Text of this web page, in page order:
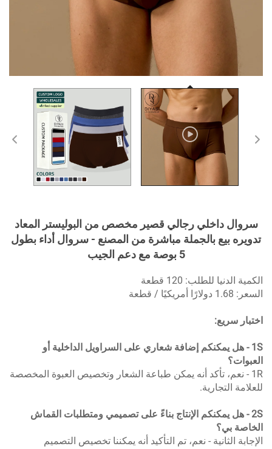
سروال داخلي رجالي قصير مخصص من البوليستر المعاد
تدويره بيع بالجملة مباشرة من المصنع - سروال أداء بطول
5 بوصة مع دعم الجيب
الكمية الدنيا للطلب: 120 قطعة
السعر: 1.68 دولارًا أمريكيًا / قطعة
اختبار سريع:
1S - هل يمكنكم إضافة شعاري على السراويل الداخلية أو
العبوات؟
1R - نعم، تأكد أنه يمكن طباعة الشعار وتخصيص العبوة المخصصة
للعلامة التجارية.
2S - هل يمكنكم الإنتاج بناءً على تصميمي ومتطلبات القماش
الخاصة بي؟
الإجابة الثانية - نعم، تم التأكيد أنه يمكننا تخصيص التصميم